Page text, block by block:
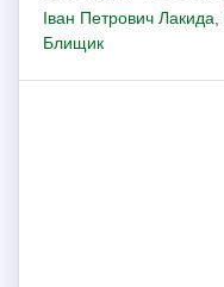
Іван Петрович Лакида
Блищик